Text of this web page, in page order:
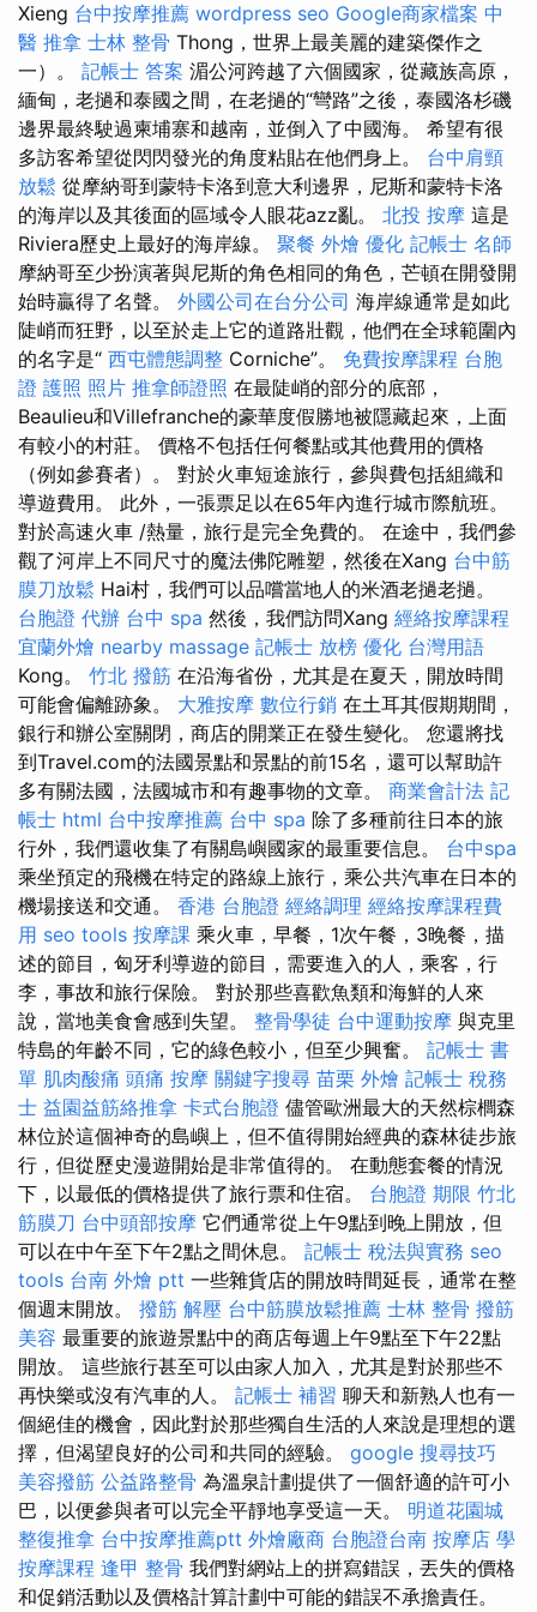
Xieng 台中按摩推薦 wordpress seo Google商家檔案 中
醫 推拿 士林 整骨 Thong，世界上最美麗的建築傑作之
一）。 記帳士 答案 湄公河跨越了六個國家，從藏族高原，
緬甸，老撾和泰國之間，在老撾的“彎路”之後，泰國洛杉磯
邊界最終駛過柬埔寨和越南，並倒入了中國海。 希望有很
多訪客希望從閃閃發光的角度粘貼在他們身上。 台中肩頸
放鬆 從摩納哥到蒙特卡洛到意大利邊界，尼斯和蒙特卡洛
的海岸以及其後面的區域令人眼花azz亂。 北投 按摩 這是
Riviera歷史上最好的海岸線。 聚餐 外燴 優化 記帳士 名師
摩納哥至少扮演著與尼斯的角色相同的角色，芒頓在開發開
始時贏得了名聲。 外國公司在台分公司 海岸線通常是如此
陡峭而狂野，以至於走上它的道路壯觀，他們在全球範圍內
的名字是“ 西屯體態調整 Corniche”。 免費按摩課程 台胞
證 護照 照片 推拿師證照 在最陡峭的部分的底部，
Beaulieu和Villefranche的豪華度假勝地被隱藏起來，上面
有較小的村莊。 價格不包括任何餐點或其他費用的價格
（例如參賽者）。 對於火車短途旅行，參與費包括組織和
導遊費用。 此外，一張票足以在65年內進行城市際航班。
對於高速火車 /熱量，旅行是完全免費的。 在途中，我們參
觀了河岸上不同尺寸的魔法佛陀雕塑，然後在Xang 台中筋
膜刀放鬆 Hai村，我們可以品嚐當地人的米酒老撾老撾。
台胞證 代辦 台中 spa 然後，我們訪問Xang 經絡按摩課程
宜蘭外燴 nearby massage 記帳士 放榜 優化 台灣用語
Kong。 竹北 撥筋 在沿海省份，尤其是在夏天，開放時間
可能會偏離跡象。 大雅按摩 數位行銷 在土耳其假期期間，
銀行和辦公室關閉，商店的開業正在發生變化。 您還將找
到Travel.com的法國景點和景點的前15名，還可以幫助許
多有關法國，法國城市和有趣事物的文章。 商業會計法 記
帳士 html 台中按摩推薦 台中 spa 除了多種前往日本的旅
行外，我們還收集了有關島嶼國家的最重要信息。 台中spa
乘坐預定的飛機在特定的路線上旅行，乘公共汽車在日本的
機場接送和交通。 香港 台胞證 經絡調理 經絡按摩課程費
用 seo tools 按摩課 乘火車，早餐，1次午餐，3晚餐，描
述的節目，匈牙利導遊的節目，需要進入的人，乘客，行
李，事故和旅行保險。 對於那些喜歡魚類和海鮮的人來
說，當地美食會感到失望。 整骨學徒 台中運動按摩 與克里
特島的年齡不同，它的綠色較小，但至少興奮。 記帳士 書
單 肌肉酸痛 頭痛 按摩 關鍵字搜尋 苗栗 外燴 記帳士 稅務
士 益園益筋絡推拿 卡式台胞證 儘管歐洲最大的天然棕櫚森
林位於這個神奇的島嶼上，但不值得開始經典的森林徒步旅
行，但從歷史漫遊開始是非常值得的。 在動態套餐的情況
下，以最低的價格提供了旅行票和住宿。 台胞證 期限 竹北
筋膜刀 台中頭部按摩 它們通常從上午9點到晚上開放，但
可以在中午至下午2點之間休息。 記帳士 稅法與實務 seo
tools 台南 外燴 ptt 一些雜貨店的開放時間延長，通常在整
個週末開放。 撥筋 解壓 台中筋膜放鬆推薦 士林 整骨 撥筋
美容 最重要的旅遊景點中的商店每週上午9點至下午22點
開放。 這些旅行甚至可以由家人加入，尤其是對於那些不
再快樂或沒有汽車的人。 記帳士 補習 聊天和新熟人也有一
個絕佳的機會，因此對於那些獨自生活的人來說是理想的選
擇，但渴望良好的公司和共同的經驗。 google 搜尋技巧
美容撥筋 公益路整骨 為溫泉計劃提供了一個舒適的許可小
巴，以便參與者可以完全平靜地享受這一天。 明道花園城
整復推拿 台中按摩推薦ptt 外燴廠商 台胞證台南 按摩店 學
按摩課程 逢甲 整骨 我們對網站上的拼寫錯誤，丟失的價格
和促銷活動以及價格計算計劃中可能的錯誤不承擔責任。